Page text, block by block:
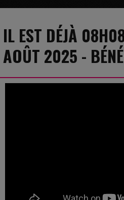
IL EST DÉJÀ
AOÛT 2025 -